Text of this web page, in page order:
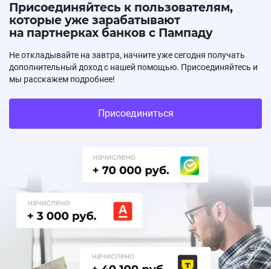
Присоединяйтесь к пользователям,
которые уже зарабатывают
на партнерках банков с Пампаду
Не откладывайте на завтра, начните уже сегодня получать
дополнительный доход с нашей помощью. Присоединяйтесь и
мы расскажем подробнее!
Присоединиться